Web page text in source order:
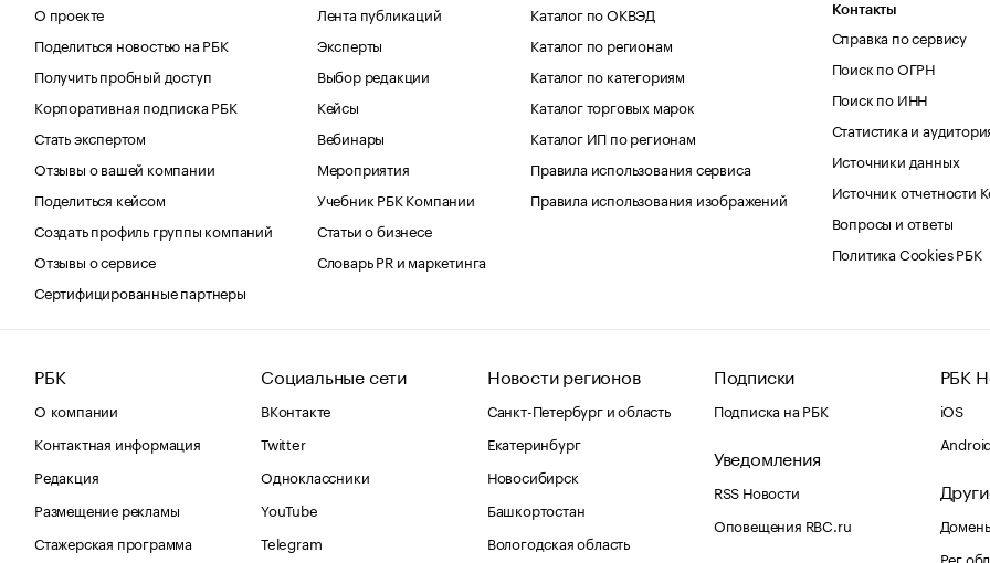
О проекте
Поделиться новостью на РБК
Получить пробный доступ
Корпоративная подписка РБК
Стать экспертом
Отзывы о вашей компании
Поделиться кейсом
Создать профиль группы компаний
Отзывы о сервисе
Сертифицированные партнеры
Лента публикаций
Эксперты
Выбор редакции
Кейсы
Вебинары
Мероприятия
Учебник РБК Компании
Статьи о бизнесе
Словарь PR и маркетинга
Каталог по ОКВЭД
Каталог по регионам
Каталог по категориям
Каталог торговых марок
Каталог ИП по регионам
Правила использования сервиса
Правила использования изображений
Контакты
Справка по сервису
Поиск по ОГРН
Поиск по ИНН
Статистика и
Источники данных
Источник отчетности
Вопросы и ответы
Политика Cookies РБК
РБК
О компании
Контактная информация
Редакция
Размещение рекламы
Стажерская программа
Социальные сети
ВКонтакте
Twitter
Одноклассники
YouTube
Telegram
Новости регионов
Санкт-Петербург и область
Екатеринбург
Новосибирск
Башкортостан
Вологодская область
Подписки
Подписка на РБК
Уведомления
RSS Новости
Оповещения RBC.ru
РБК
iOS